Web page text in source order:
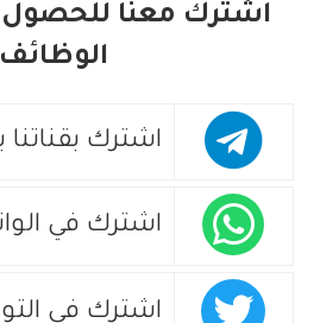
اشترك معنا للحصول
الوظائف
اشترك بقناتنا
اشترك في
اشترك في